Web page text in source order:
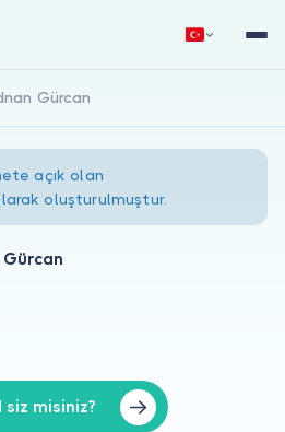
Gürcan
açık olan
oluşturulmuştur.
Gürcan
siz misiniz?